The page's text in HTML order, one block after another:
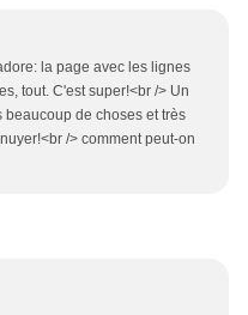
la page avec les lignes
tout. C'est super!<br /> Un
de choses et très
/> comment peut-on